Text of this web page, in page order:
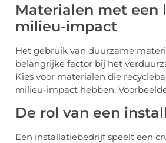
Materialen met een
milieu-impact
Het gebruik van duurzame
belangrijke factor bij het
Kies voor materialen die
milieu-impact hebben.
De rol van een
Een installatiebedrijf speelt een